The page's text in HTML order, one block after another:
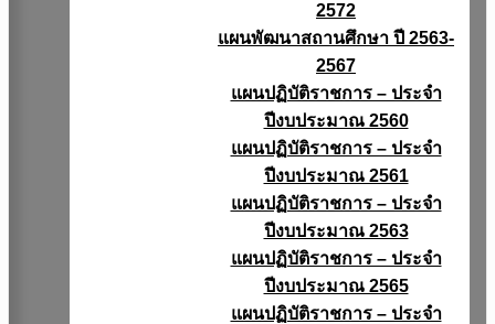
2572
แผนพัฒนาสถานศึกษา ปี 2563-
2567
แผนปฏิบัติราชการ – ประจำ
ปีงบประมาณ 2560
แผนปฏิบัติราชการ – ประจำ
ปีงบประมาณ 2561
แผนปฏิบัติราชการ – ประจำ
ปีงบประมาณ 2563
แผนปฏิบัติราชการ – ประจำ
ปีงบประมาณ 2565
แผนปฏิบัติราชการ – ประจำ